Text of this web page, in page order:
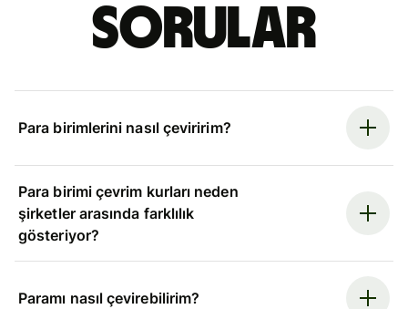
sorular
Para birimlerini nasıl çeviririm?
Para birimi çevrim kurları neden
şirketler arasında farklılık
gösteriyor?
Paramı nasıl çevirebilirim?